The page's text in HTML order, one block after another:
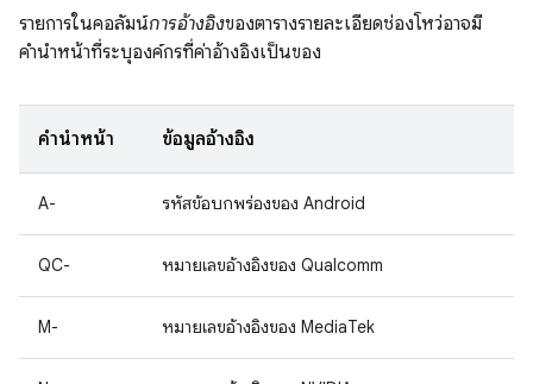
รายการในคอลัมน์การอ้างอิงของตารางรายละเอียดช่องโหว่อาจมี
คำนำหน้าที่ระบุองค์กรที่ค่าอ้างอิงเป็นของ
คำนำหน้า ข้อมูลอ้างอิง
A- รหัสข้อบกพร่องของ Android
QC- หมายเลขอ้างอิงของ Qualcomm
M- หมายเลขอ้างอิงของ MediaTek